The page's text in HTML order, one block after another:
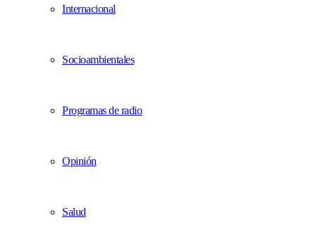
Internacional
Socioambientales
Programas de radio
Opinión
Salud